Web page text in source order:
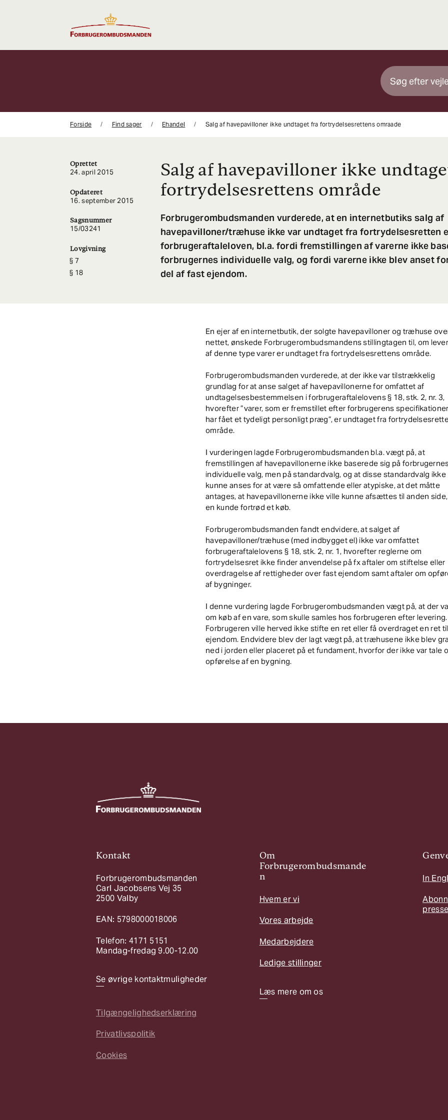
Forside Find sager Ehandel Salg af havepavilloner ikke undtaget fra fortrydelsesrettens omraade
Oprettet
24. april 2015
Opdateret
16. september 2015
Sagsnummer
15/03241
Lovgivning
7
18
Salg af havepavilloner ikke
fortrydelsesrettens område
Forbrugerombudsmanden vurderede, at en internetbutiks salg af
havepavilloner/træhuse ikke var undtaget fra fortrydelsesretten
forbrugeraftaleloven, bl.a. fordi fremstillingen af varerne ikke
forbrugernes individuelle valg, og fordi varerne ikke blev anset
del af fast ejendom.
En ejer af en internetbutik, der solgte havepavilloner og træhuse
nettet, ønskede Forbrugerombudsmandens stillingtagen til, om
af denne type varer er undtaget fra fortrydelsesrettens område.
Forbrugerombudsmanden vurderede, at der ikke var tilstrækkelig
grundlag for at anse salget af havepavillonerne for omfattet af
undtagelsesbestemmelsen i forbrugeraftalelovens § 18, stk. 2, nr. 3,
hvorefter ”varer, som er fremstillet efter forbrugerens
har fået et tydeligt personligt præg”, er undtaget fra
område.
I vurderingen lagde Forbrugerombudsmanden bl.a. vægt på, at
fremstillingen af havepavillonerne ikke baserede sig på
individuelle valg, men på standardvalg, og at disse standardvalg ikke
kunne anses for at være så omfattende eller atypiske, at det måtte
antages, at havepavillonerne ikke ville kunne afsættes til anden
en kunde fortrød et køb.
Forbrugerombudsmanden fandt endvidere, at salget af
havepavilloner/træhuse (med indbygget el) ikke var omfattet
forbrugeraftalelovens § 18, stk. 2, nr. 1, hvorefter reglerne om
fortrydelsesret ikke finder anvendelse på fx aftaler om stiftelse eller
overdragelse af rettigheder over fast ejendom samt aftaler om
af bygninger.
I denne vurdering lagde Forbrugerombudsmanden vægt på, at der
om køb af en vare, som skulle samles hos forbrugeren efter levering.
Forbrugeren ville herved ikke stifte en ret eller få overdraget en ret
ejendom. Endvidere blev der lagt vægt på, at træhusene ikke blev
ned i jorden eller placeret på et fundament, hvorfor der ikke var tale
opførelse af en bygning.
Kontakt
Forbrugerombudsmanden
Carl Jacobsens Vej 35
2500 Valby
EAN: 5798000018006
Telefon: 4171 5151
Mandag-fredag 9.00-12.00
Se øvrige kontaktmuligheder
Tilgængelighedserklæring
Privatlivspolitik
Cookies
Om
Forbrugerombudsmande
n
Hvem er vi
Vores arbejde
Medarbejdere
Ledige stillinger
Læs mere om os
In